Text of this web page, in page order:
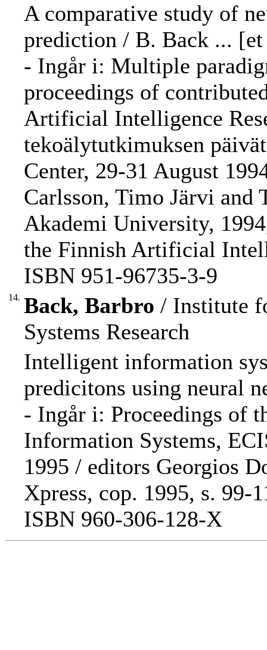
A comparative study of
prediction / B. Back ...
- Ingår i: Multiple
proceedings of
Artificial Intelligence
tekoälytutkimuksen
Center, 29-31 August
Carlsson, Timo Järvi and
Akademi University,
the Finnish Artificial
ISBN 951-96735-3-9
14. Back, Barbro / Institute
Systems Research
Intelligent information
predicitons using neural
- Ingår i: Proceedings of
Information Systems,
1995 / editors Georgios
Xpress, cop. 1995, s. 99-
ISBN 960-306-128-X